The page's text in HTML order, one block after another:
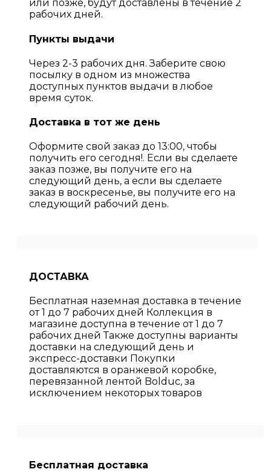
или позже, будут доставлены в течение 2
рабочих дней.
Пункты выдачи
Через 2-3 рабочих дня. Заберите свою
посылку в одном из множества
доступных пунктов выдачи в любое
время суток.
Доставка в тот же день
Оформите свой заказ до 13:00, чтобы
получить его сегодня!. Если вы сделаете
заказ позже, вы получите его на
следующий день, а если вы сделаете
заказ в воскресенье, вы получите его на
следующий рабочий день.
ДОСТАВКА
Бесплатная наземная доставка в течение
от 1 до 7 рабочих дней Коллекция в
магазине доступна в течение от 1 до 7
рабочих дней Также доступны варианты
доставки на следующий день и
экспресс-доставки Покупки
доставляются в оранжевой коробке,
перевязанной лентой Bolduc, за
исключением некоторых товаров
Бесплатная доставка